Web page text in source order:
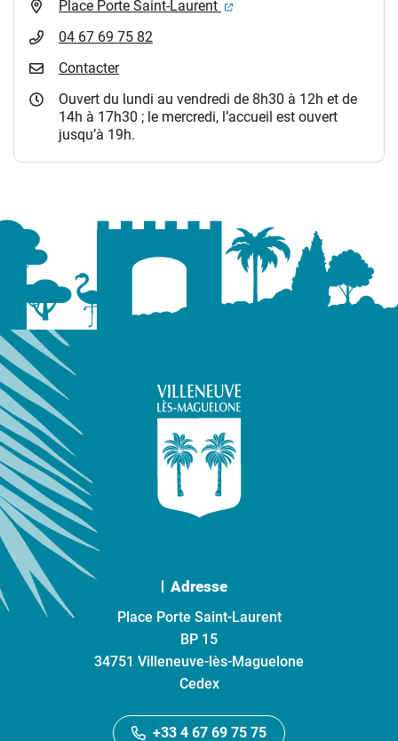
Place Porte Saint-Laurent
(ouverture dans un
04 67 69 75 82
Contacter
Ouvert du lundi au vendredi de 8h30 à 12h et de
14h à 17h30 ; le mercredi, l’accueil est ouvert
jusqu’à 19h.
Adresse
Place Porte Saint-Laurent
BP 15
34751 Villeneuve-lès-Maguelone
Cedex
+33 4 67 69 75 75